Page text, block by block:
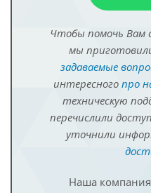
Чтобы помочь Вам
мы
задаваемые
интересного про
техническую
перечислили
уточнили
Наша компания